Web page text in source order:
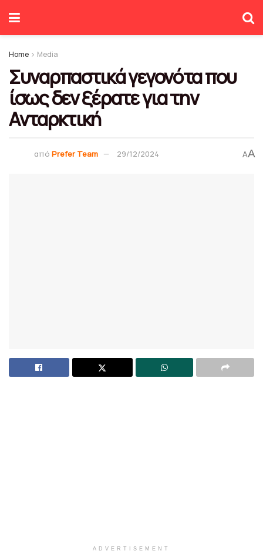
Home Media
Συναρπαστικά γεγονότα που
ίσως δεν ξέρατε για την
Ανταρκτική
από Prefer Team 29/12/2024 AA
ADVERTISEMENT